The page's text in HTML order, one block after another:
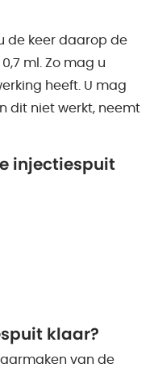
de keer daarop de
ml. Zo mag u
heeft. U mag
dit niet werkt, neemt
injectiespuit
klaar?
van de